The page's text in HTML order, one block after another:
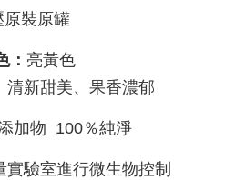
原裝原罐
： 亮黃色
清新甜美、果香濃郁
加物 100％純淨
驗室進行微生物控制